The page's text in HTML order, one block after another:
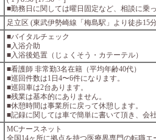
■勤務日に関しては曜日固定など、相談に乗
足立区 (東武伊勢崎線「梅島駅」より徒歩15
■バイタルチェック
■入浴介助
■入浴後処置（じょくそう・カテーテル）
■看護師 非常勤3名在籍（平均年齢40代）
■巡回件数は1日4〜6件になります。
■巡回車は2台あります。
■残業は基本的にありません。
■休憩時間は事業所に戻って休憩します。
■記録に関しては車で簡単に書いて頂き、会
MCナースネット
全国14ヶ所に拠点を持つ医療界専門の転職エ